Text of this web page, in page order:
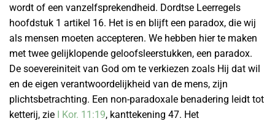
wordt of een vanzelfsprekendheid. Dordtse Leerregels
hoofdstuk 1 artikel 16. Het is en blijft een paradox, die wij
als mensen moeten accepteren. We hebben hier te maken
met twee gelijklopende geloofsleerstukken, een paradox.
De soevereiniteit van God om te verkiezen zoals Hij dat wil
en de eigen verantwoordelijkheid van de mens, zijn
plichtsbetrachting. Een non-paradoxale benadering leidt tot
ketterij, zie I Kor. 11:19, kanttekening 47. Het